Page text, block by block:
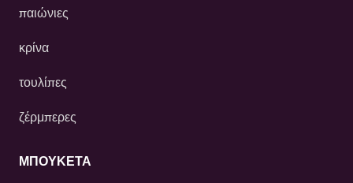
παιώνιες
κρίνα
τουλίπες
ζέρμπερες
ΜΠΟΥΚΕΤΑ